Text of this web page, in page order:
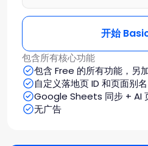
开始
包含所有核心功能
包含 Free 的所有功能，另
自定义落地页 ID 和页面别名
Google Sheets 同步 + AI
无广告